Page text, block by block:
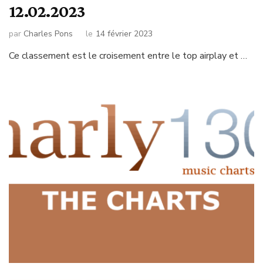
12.02.2023
par Charles Pons le 14 février 2023
Ce classement est le croisement entre le top airplay et …